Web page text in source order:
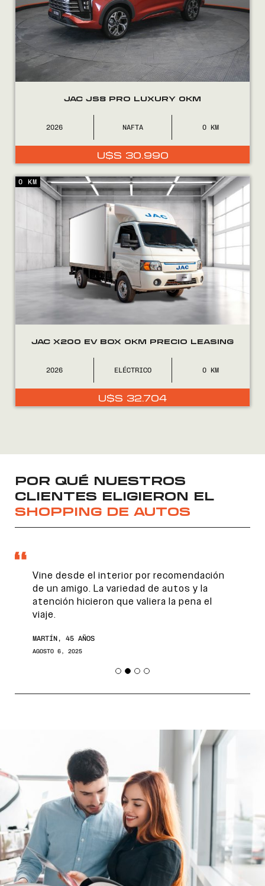
JAC JS8 PRO LUXURY 0KM
2026 NAFTA 0
U$S 30.990
JAC X200 EV BOX 0KM PRECIO LEASING
2026 ELÉCTRICO 0
U$S 32.704
0 KM
POR QUÉ NUESTROS
CLIENTES ELIGIERON EL
SHOPPING DE AUTOS
Estaba buscando mi primer auto y me
ayudaron en cada paso. Me sentí segura y
re bien asesorada. Todo fue claro y sin
vueltas.
SOFÍA, 24 AÑOS
JULIO 25, 2025